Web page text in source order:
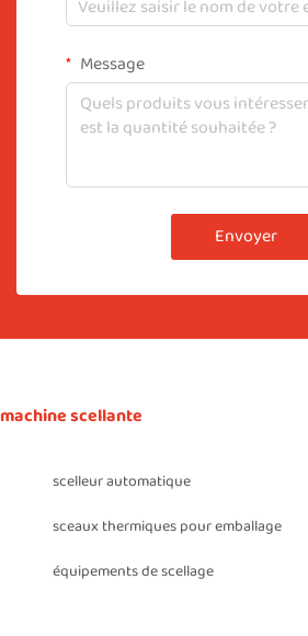
Message
Envoyer
machine scellante
scelleur automatique
sceaux thermiques pour emballage
équipements de scellage